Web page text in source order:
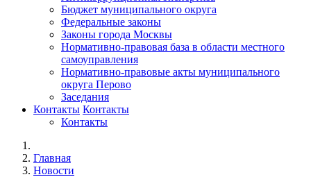
Бюджет муниципального округа
Федеральные законы
Законы города Москвы
Нормативно-правовая база в области местного
самоуправления
Нормативно-правовые акты муниципального
округа Перово
Заседания
Контакты Контакты
Контакты
Главная
Новости